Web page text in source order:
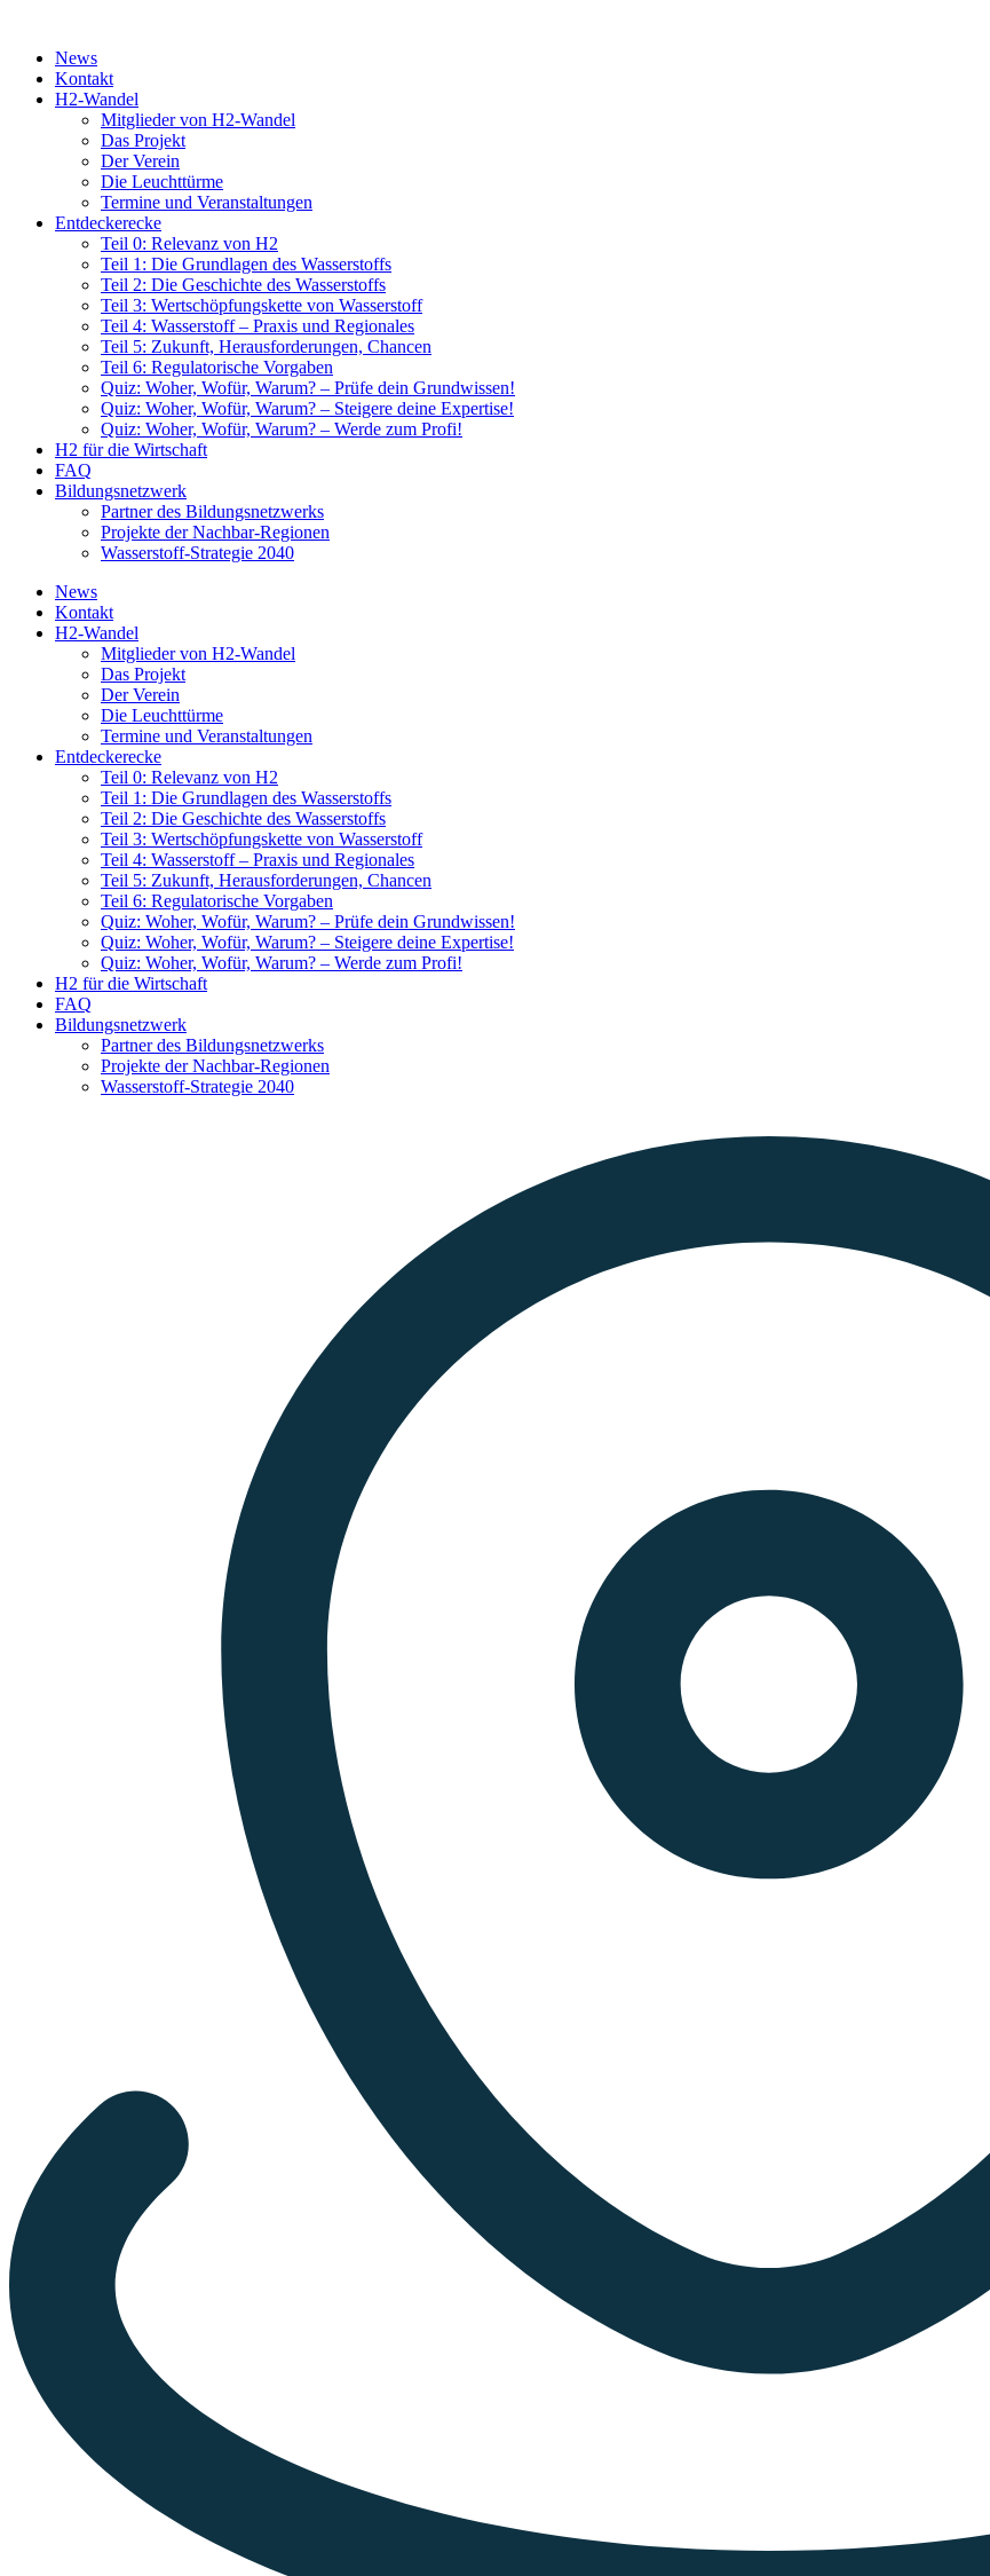
News
Kontakt
H2-Wandel
Mitglieder von H2-Wandel
Das Projekt
Der Verein
Die Leuchttürme
Termine und Veranstaltungen
Entdeckerecke
Teil 0: Relevanz von H2
Teil 1: Die Grundlagen des Wasserstoffs
Teil 2: Die Geschichte des Wasserstoffs
Teil 3: Wertschöpfungskette von Wasserstoff
Teil 4: Wasserstoff – Praxis und Regionales
Teil 5: Zukunft, Herausforderungen, Chancen
Teil 6: Regulatorische Vorgaben
Quiz: Woher, Wofür, Warum? – Prüfe dein Grundwissen!
Quiz: Woher, Wofür, Warum? – Steigere deine Expertise!
Quiz: Woher, Wofür, Warum? – Werde zum Profi!
H2 für die Wirtschaft
FAQ
Bildungsnetzwerk
Partner des Bildungsnetzwerks
Projekte der Nachbar-Regionen
Wasserstoff-Strategie 2040
News
Kontakt
H2-Wandel
Mitglieder von H2-Wandel
Das Projekt
Der Verein
Die Leuchttürme
Termine und Veranstaltungen
Entdeckerecke
Teil 0: Relevanz von H2
Teil 1: Die Grundlagen des Wasserstoffs
Teil 2: Die Geschichte des Wasserstoffs
Teil 3: Wertschöpfungskette von Wasserstoff
Teil 4: Wasserstoff – Praxis und Regionales
Teil 5: Zukunft, Herausforderungen, Chancen
Teil 6: Regulatorische Vorgaben
Quiz: Woher, Wofür, Warum? – Prüfe dein Grundwissen!
Quiz: Woher, Wofür, Warum? – Steigere deine Expertise!
Quiz: Woher, Wofür, Warum? – Werde zum Profi!
H2 für die Wirtschaft
FAQ
Bildungsnetzwerk
Partner des Bildungsnetzwerks
Projekte der Nachbar-Regionen
Wasserstoff-Strategie 2040